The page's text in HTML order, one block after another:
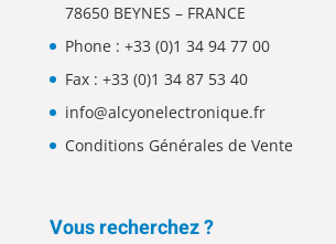
78650 BEYNES – FRANCE
Phone : +33 (0)1 34 94 77 00
Fax : +33 (0)1 34 87 53 40
info@alcyonelectronique.fr
Conditions Générales de Vente
Vous recherchez ?